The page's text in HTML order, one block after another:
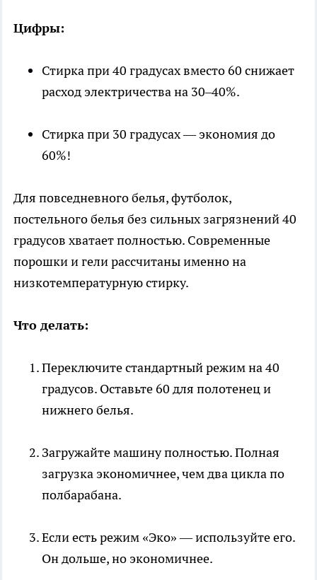
Цифры:
Стирка при 40 градусах вместо 60 снижает
расход электричества на 30–40%.
Стирка при 30 градусах — экономия до
60%!
Для повседневного белья, футболок,
постельного белья без сильных загрязнений 40
градусов хватает полностью. Современные
порошки и гели рассчитаны именно на
низкотемпературную стирку.
Что делать:
Переключите стандартный режим на 40
градусов. Оставьте 60 для полотенец и
нижнего белья.
Загружайте машину полностью. Полная
загрузка экономичнее, чем два цикла по
полбарабана.
Если есть режим «Эко» — используйте его.
Он дольше, но экономичнее.